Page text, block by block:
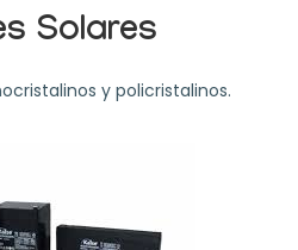
Solares
y policristalinos.